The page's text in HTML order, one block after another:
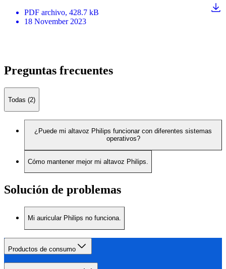
PDF archivo, 428.7 kB
18 November 2023
Preguntas frecuentes
Todas (2)
¿Puede mi altavoz Philips funcionar con diferentes sistemas
operativos?
Cómo mantener mejor mi altavoz Philips.
Solución de problemas
Mi auricular Philips no funciona.
Productos de consumo